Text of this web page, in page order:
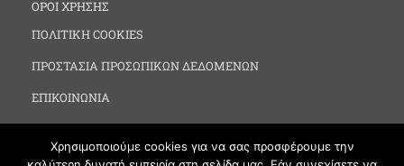
ΟΡΟΙ ΧΡΗΣΗΣ
ΠΟΛΙΤΙΚΗ COOKIES
ΠΡΟΣΤΑΣΙΑ ΠΡΟΣΩΠΙΚΩΝ ΔΕΔΟΜΕΝΩΝ
ΕΠΙΚΟΙΝΩΝΙΑ
Χρησιμοποιούμε cookies για να σας προσφέρουμε την